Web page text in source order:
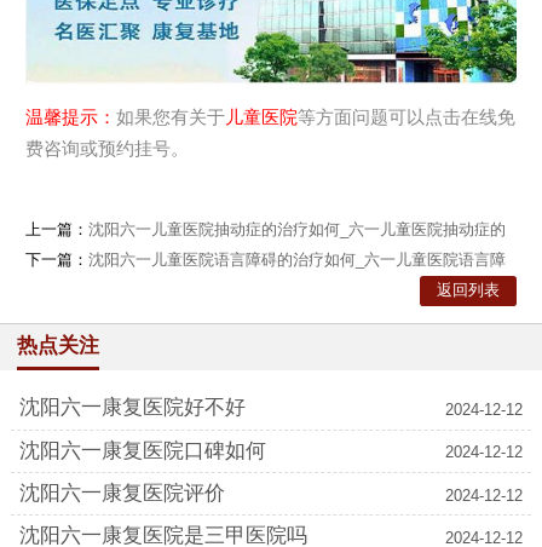
温馨提示： 如果您有关于儿童医院等方面问题可以点击在线免
费咨询或预约挂号。
上一篇： 沈阳六一儿童医院抽动症的治疗如何_六一儿童医院抽动症的
治疗
下一篇： 沈阳六一儿童医院语言障碍的治疗如何_六一儿童医院语言障
返回列表
热点关注
2024-12-12
沈阳六一康复医院好不好
2024-12-12
沈阳六一康复医院口碑如何
2024-12-12
沈阳六一康复医院评价
2024-12-12
沈阳六一康复医院是三甲医院吗